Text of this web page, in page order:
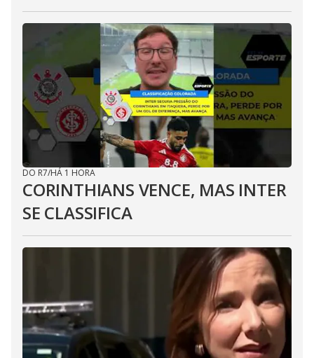
DO R7/HÁ 1 HORA
CORINTHIANS VENCE, MAS INTER
SE CLASSIFICA